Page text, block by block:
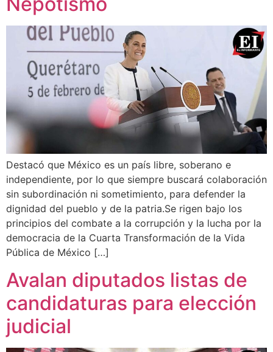
Destacó que México es un país libre, soberano e
independiente, por lo que siempre buscará colaboración
sin subordinación ni sometimiento, para defender la
dignidad del pueblo y de la patria.Se rigen bajo los
principios del combate a la corrupción y la lucha por la
democracia de la Cuarta Transformación de la Vida
Pública de México […]
Avalan diputados listas de
candidaturas para elección
judicial